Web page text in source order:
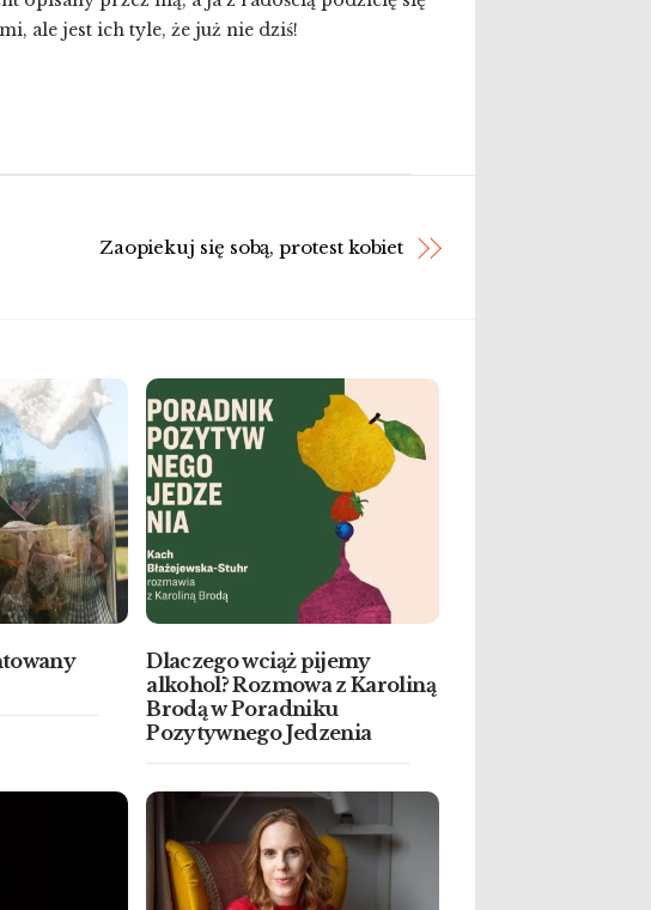
ale jest ich tyle, że już nie dziś!
Zaopiekuj się sobą, protest kobiet
Dlaczego wciąż pijemy
alkohol? Rozmowa z Karoliną
Brodą w Poradniku
Pozytywnego Jedzenia